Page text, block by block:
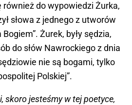
również do wypowiedzi Żurka,
słowa z jednego z utworów
Żurek, były sędzia,
do słów Nawrockiego z dnia
nie są bogami, tylko
Polskiej”.
skoro jesteśmy w tej poetyce,